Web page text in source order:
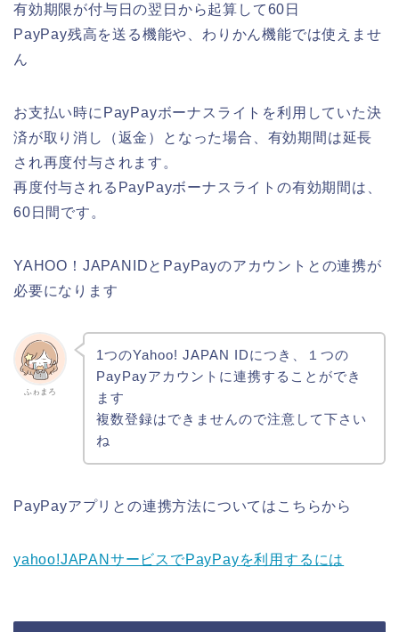
有効期限が付与日の翌日から起算して60日
PayPay残高を送る機能や、わりかん機能では使えませ
ん
お支払い時にPayPayボーナスライトを利用していた決
済が取り消し（返金）となった場合、有効期間は延長
され再度付与されます。
再度付与されるPayPayボーナスライトの有効期間は、
60日間です。
YAHOO！JAPANIDとPayPayのアカウントとの連携が
必要になります
ふゎまろ
1つのYahoo! JAPAN IDにつき、１つの
PayPayアカウントに連携することができ
ます
複数登録はできませんので注意して下さい
ね
PayPayアプリとの連携方法についてはこちらから
yahoo!JAPANサービスでPayPayを利用するには